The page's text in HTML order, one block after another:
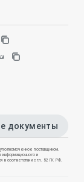
документы
поставщиком.
информационного и
в соответствии с гл. 52 ГК РФ.